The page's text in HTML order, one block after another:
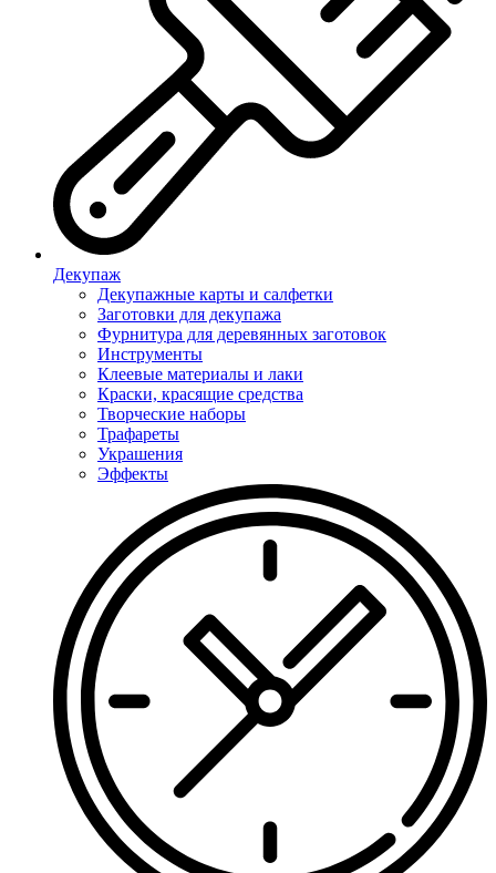
Декупаж
Декупажные карты и салфетки
Заготовки для декупажа
Фурнитура для деревянных заготовок
Инструменты
Клеевые материалы и лаки
Краски, красящие средства
Творческие наборы
Трафареты
Украшения
Эффекты